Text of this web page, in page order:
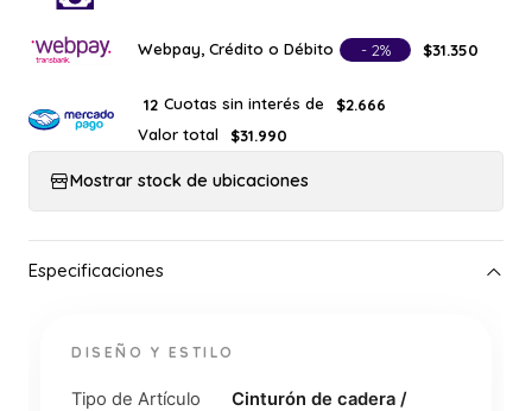
Webpay, Crédito o Débito - 2% $31.350
12 Cuotas sin interés de
$2.666
Valor total
$31.990
Mostrar stock de ubicaciones
DISEÑO Y ESTILO
Tipo de Artículo
Cinturón de cadera /